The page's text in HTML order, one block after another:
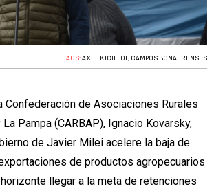
TAGS:AXEL KICILLOF, CAMPOS BONAERENSES
Confederación de Asociaciones Rurales
Pampa (CARBAP), Ignacio Kovarsky,
de Javier Milei acelere la baja de
de productos agropecuarios
llegar a la meta de retenciones